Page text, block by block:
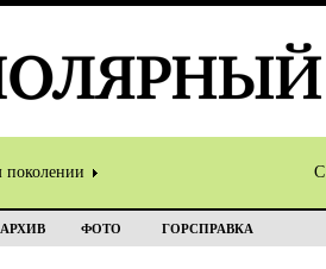
поколении С
АРХИВ ФОТО ГОРСПРАВКА